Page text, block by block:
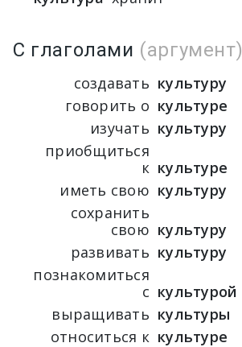
С глаголами (аргумент)
создавать культуру
говорить о культуре
изучать культуру
приобщиться
к культуре
иметь свою культуру
сохранить
свою культуру
развивать культуру
познакомиться
с культурой
выращивать культуры
относиться к культуре